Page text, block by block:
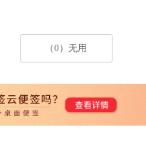
（0）无用